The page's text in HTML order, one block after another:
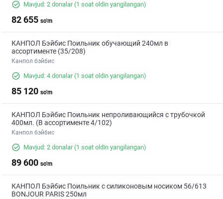
Mavjud: 2 donalar(1 soat oldin yangilangan)
82 655 so'm
КАНПОЛ Бэйбис Поильник обучающий 240мл в
ассортименте (35/208)
Канпол бэйбис
Mavjud: 4 donalar(1 soat oldin yangilangan)
85 120 so'm
КАНПОЛ Бэйбис Поильник непроливающийся с трубочкой
400мл. (В ассортименте 4/102)
Канпол бэйбис
Mavjud: 2 donalar(1 soat oldin yangilangan)
89 600 so'm
КАНПОЛ Бэйбис Поильник с силиконовым носиком 56/613
BONJOUR PARIS 250мл